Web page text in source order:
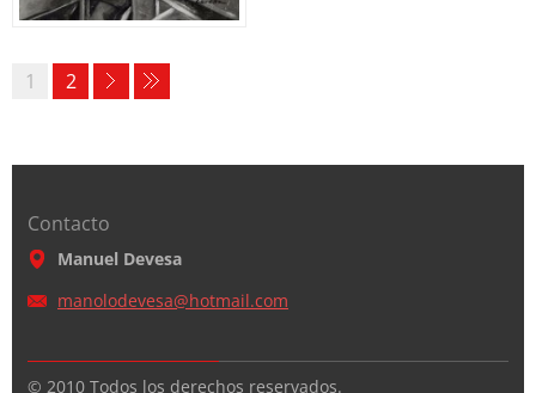
1 2
Contacto
Manuel Devesa
manolodevesa@hotmail.com
© 2010 Todos los derechos reservados.